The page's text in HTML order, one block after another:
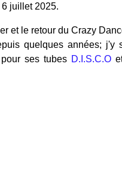
juillet 2025.
et le retour du Crazy
quelques années;
ses tubes D.I.S.C.O